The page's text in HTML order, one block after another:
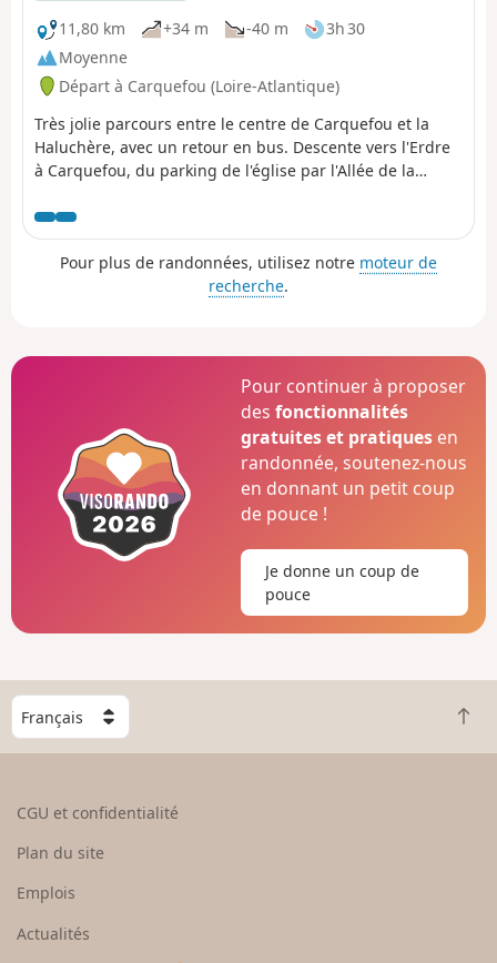
11,80 km
+34 m -40 m
3h 30
Moyenne
Départ à Carquefou (Loire-Atlantique)
Très jolie parcours entre le centre de Carquefou et la
Haluchère, avec un retour en bus. Descente vers l'Erdre
à Carquefou, du parking de l'église par l'Allée de la
jusqu'au Pont de la Jonelière. On remonte ensuite à la
Haluchère, le long du tram.
Pour plus de randonnées, utilisez notre moteur de
recherche.
Pour continuer à proposer
desfonctionnalités
gratuites et pratiques en
randonnée, soutenez-nous
en donnant un petit coup
de pouce !
Je donne un coup de
pouce
C
h
o
e
u
R
e
CGU et confidentialité
Plan du site
Emplois
Actualités